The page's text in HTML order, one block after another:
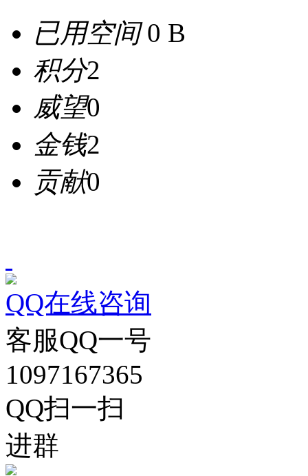
已用空间0 B
积分2
威望0
金钱2
贡献0
QQ在线咨询
客服QQ一号
1097167365
QQ扫一扫
进群